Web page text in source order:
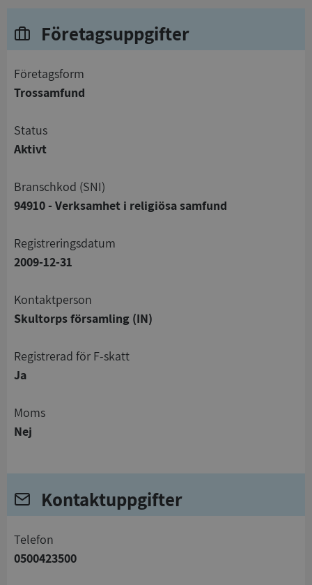
Företagsuppgifter
företagsform
Trossamfund
status
Aktivt
branschkod (SNI)
94910 - Verksamhet i religiösa samfund
registreringsdatum
2009-12-31
Kontaktperson
Skultorps församling (IN)
registrerad för F-skatt
Ja
Moms
Nej
Kontaktuppgifter
telefon
0500423500